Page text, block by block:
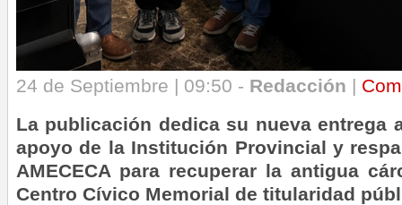
24 de Septiembre | 09:50 - Redacción |
La publicación dedica su nueva entrega
apoyo de la Institución Provincial y
AMECECA para recuperar la antigua
Centro Cívico Memorial de titularidad